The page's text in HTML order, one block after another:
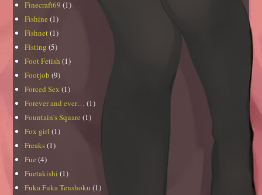
Finecraft69 (1)
Fishine (1)
Fishnet(1)
Fisting (5)
Foot Fetish (1)
Footjob (9)
Forced Sex (1)
Forever and ever… (1)
Fountain's Square (1)
Fox girl (1)
Freaks(1)
Fue (4)
Fuetakishi (1)
Fuka Fuka Tenshoku (1)